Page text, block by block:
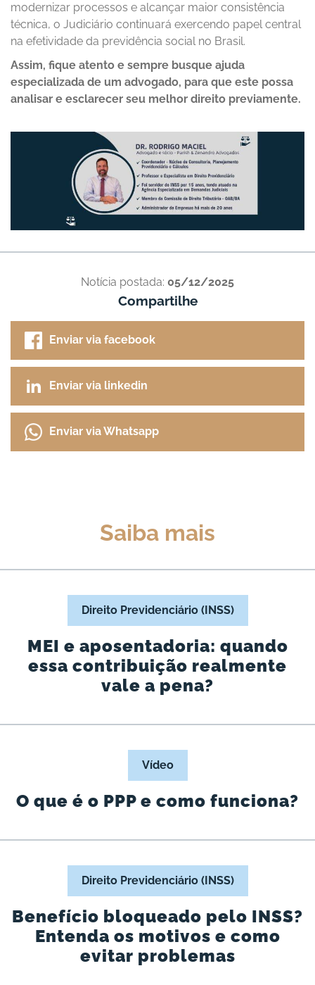
modernizar processos e alcançar maior consistência
técnica, o Judiciário continuará exercendo papel central
na efetividade da previdência social no Brasil.
Assim, fique atento e sempre busque ajuda
especializada de um advogado, para que este possa
analisar e esclarecer seu melhor direito previamente.
Notícia postada: 05/12/2025
Compartilhe
Enviar via facebook
Enviar via linkedin
Enviar via Whatsapp
Saiba mais
Direito Previdenciário (INSS)
MEI e aposentadoria: quando
essa contribuição realmente
vale a pena?
Vídeo
O que é o PPP e como funciona?
Direito Previdenciário (INSS)
Benefício bloqueado pelo INSS?
Entenda os motivos e como
evitar problemas